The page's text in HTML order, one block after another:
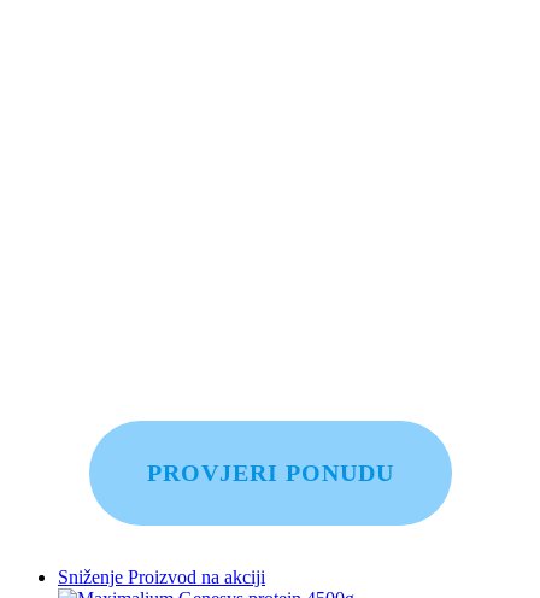
PROVJERI PONUDU
Sniženje Proizvod na akciji